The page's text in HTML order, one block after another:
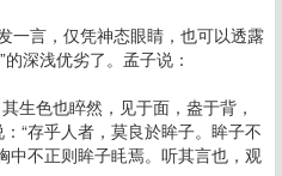
言，仅凭神态眼睛，也可以透露
深浅优劣了。孟子说：
生色也睟然，见于面，盎于背，
“存乎人者，莫良於眸子。眸子不
中不正则眸子眊焉。听其言也，观